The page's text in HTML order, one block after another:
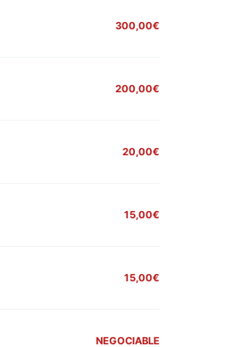
300,00€
200,00€
20,00€
15,00€
15,00€
NEGOCIABLE